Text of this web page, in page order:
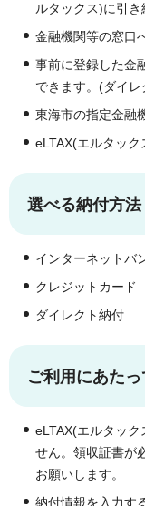
ルタックス)に引き
金融機関等の窓口
事前に登録した金
できます。(ダイレ
東海市の指定金融
eLTAX(エルタック
選べる納付方法
インターネットバ
クレジットカード
ダイレクト納付
ご利用にあた
eLTAX(エルタッ
せん。領収証書が
お願いします。
納付情報を入力す